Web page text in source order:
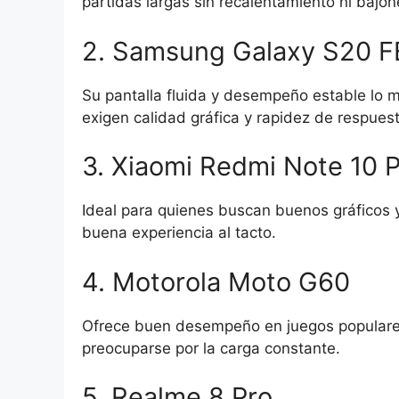
2. Samsung Galaxy S20
Su pantalla fluida y desempeño estable lo
exigen calidad gráfica y rapidez de
3. Xiaomi Redmi Note 10
Ideal para quienes buscan buenos
buena experiencia al tacto.
4. Motorola Moto G60
Ofrece buen desempeño en juegos
preocuparse por la carga constante.